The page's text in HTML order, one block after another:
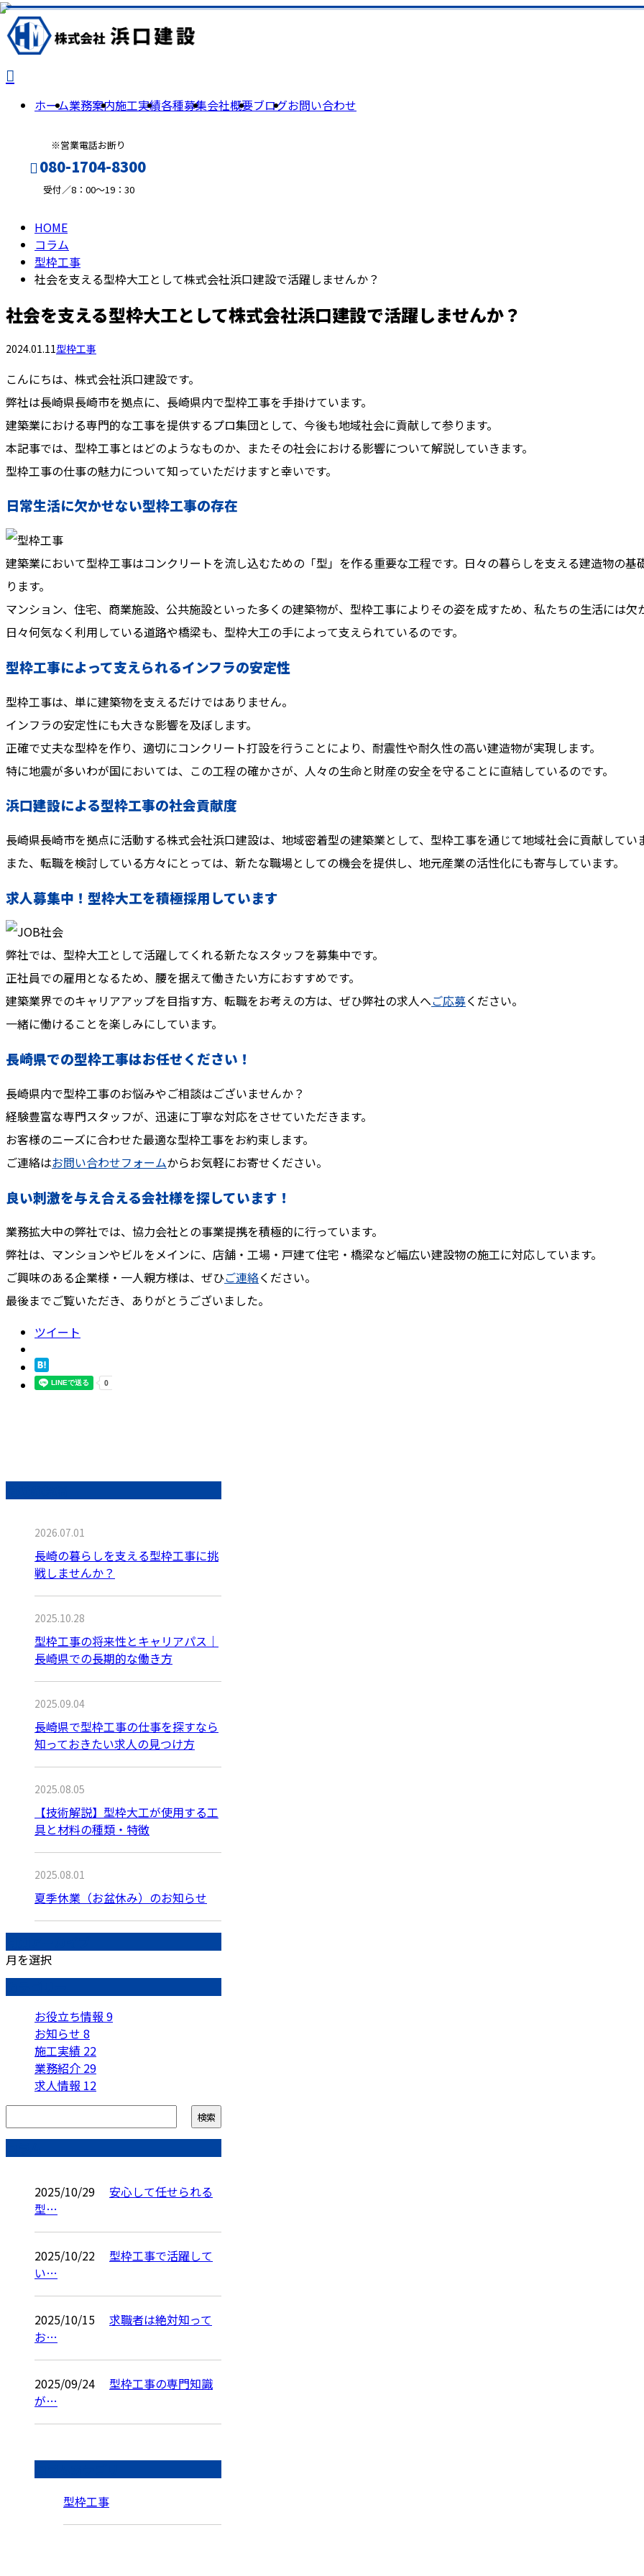
ホーム業務案内施工実績各種募集会社概要ブログお問い合わせ
※営業電話お断り
080-1704-8300
受付／8：00～19：30
メールフォーム
コ
ラ
ム
column
HOME
コラム
型枠工事
社会を支える型枠大工として株式会社浜口建設で活躍しませんか？
社会を支える型枠大工として株式会社浜口建設で活躍しませんか？
2024.01.11型枠工事
こんにちは、株式会社浜口建設です。
弊社は長崎県長崎市を拠点に、長崎県内で型枠工事を手掛けています。
建築業における専門的な工事を提供するプロ集団として、今後も地域社会に貢献して参ります。
本記事では、型枠工事とはどのようなものか、またその社会における影響について解説していきます。
型枠工事の仕事の魅力について知っていただけますと幸いです。
日常生活に欠かせない型枠工事の存在
建築業において型枠工事はコンクリートを流し込むための「型」を作る重要な工程です。日々の暮らしを支える建造物の
ります。
マンション、住宅、商業施設、公共施設といった多くの建築物が、型枠工事によりその姿を成すため、私たちの生活には欠
日々何気なく利用している道路や橋梁も、型枠大工の手によって支えられているのです。
型枠工事によって支えられるインフラの安定性
型枠工事は、単に建築物を支えるだけではありません。
インフラの安定性にも大きな影響を及ぼします。
正確で丈夫な型枠を作り、適切にコンクリート打設を行うことにより、耐震性や耐久性の高い建造物が実現します。
特に地震が多いわが国においては、この工程の確かさが、人々の生命と財産の安全を守ることに直結しているのです。
浜口建設による型枠工事の社会貢献度
長崎県長崎市を拠点に活動する株式会社浜口建設は、地域密着型の建築業として、型枠工事を通じて地域社会に貢献してい
また、転職を検討している方々にとっては、新たな職場としての機会を提供し、地元産業の活性化にも寄与しています。
求人募集中！型枠大工を積極採用しています
弊社では、型枠大工として活躍してくれる新たなスタッフを募集中です。
正社員での雇用となるため、腰を据えて働きたい方におすすめです。
建築業界でのキャリアアップを目指す方、転職をお考えの方は、ぜひ弊社の求人へご応募ください。
一緒に働けることを楽しみにしています。
長崎県での型枠工事はお任せください！
長崎県内で型枠工事のお悩みやご相談はございませんか？
経験豊富な専門スタッフが、迅速に丁寧な対応をさせていただきます。
お客様のニーズに合わせた最適な型枠工事をお約束します。
ご連絡はお問い合わせフォームからお気軽にお寄せください。
良い刺激を与え合える会社様を探しています！
業務拡大中の弊社では、協力会社との事業提携を積極的に行っています。
弊社は、マンションやビルをメインに、店舗・工場・戸建て住宅・橋梁など幅広い建設物の施工に対応しています。
ご興味のある企業様・一人親方様は、ぜひご連絡ください。
最後までご覧いただき、ありがとうございました。
ツイート
2026.07.01
長崎の暮らしを支える型枠工事に挑
戦しませんか？
2025.10.28
型枠工事の将来性とキャリアパス｜
長崎県での長期的な働き方
2025.09.04
長崎県で型枠工事の仕事を探すなら
知っておきたい求人の見つけ方
2025.08.05
【技術解説】型枠大工が使用する工
具と材料の種類・特徴
2025.08.01
夏季休業（お盆休み）のお知らせ
月を選択
お役立ち情報 9
お知らせ 8
施工実績 22
業務紹介 29
求人情報 12
2025/10/29
安心して任せられる
型…
2025/10/22
型枠工事で活躍して
い…
2025/10/15
求職者は絶対知って
お…
2025/09/24
型枠工事の専門知識
が…
型枠工事